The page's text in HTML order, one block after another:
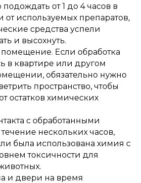
от 1 до 4 часов в
от используемых препаратов,
средства успели
и высохнуть.
Если обработка
в квартире или другом
обязательно нужно
пространство, чтобы
остатков химических
с обработанными
нескольких часов,
была использована химия с
токсичности для
и двери на время